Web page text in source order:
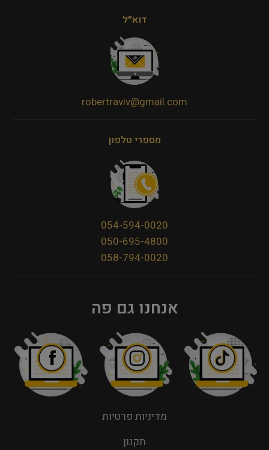
דוא״ל
robertraviv@gmail.com
מספרי טלפון
054-594-0020
050-695-4800
058-794-0020
אנחנו גם פה
מדיניות פרטיות
תקנון